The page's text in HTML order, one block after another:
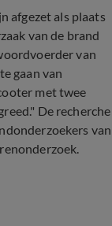
afgezet als plaats
van de brand
van
gaan van
met twee
De recherche
van